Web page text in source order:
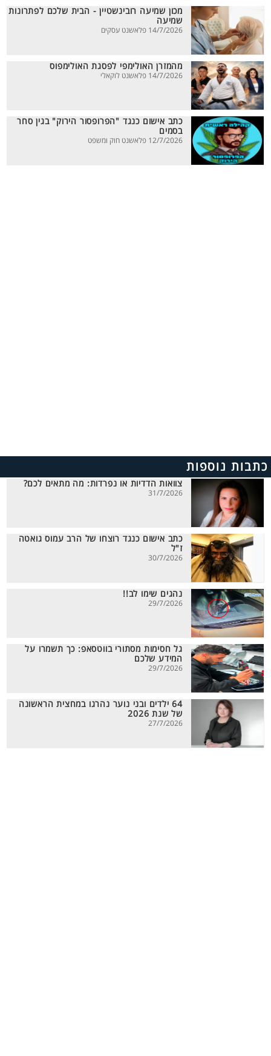
מכון שמיעה רובינשטיין - הבית שלכם לפתרונות
שמיעה
14/7/2026 פלאשנט עסקים
מהמזרן האולימפי לפסגת האולימפוס
14/7/2026 פלאשנט לוקאלי
כתב אישום כנגד "הפרופסור הירוק" בגין סחר
בסמים
12/7/2026 פלאשנט חוק ומשפט
כתבות נוספות
צוואות הדדיות או נפרדות: מה מתאים לכם?
31/7/2026
כתב אישום כנגד רוצחו של הרב עמוס גואטה
ז"ל
30/7/2026
נהגים שימו לב!!
29/7/2026
גל חסימות מסתורי בווטסאפ: כך תשמרו על
המידע שלכם
29/7/2026
64 ילדים ובני נוער נהרגו במחצית הראשונה
של שנת 2026
27/7/2026